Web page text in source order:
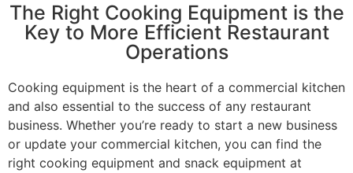
The Right Cooking Equipment is the
Key to More Efficient Restaurant
Operations
Cooking equipment is the heart of a commercial kitchen
and also essential to the success of any restaurant
business. Whether you’re ready to start a new business
or update your commercial kitchen, you can find the
right cooking equipment and snack equipment at